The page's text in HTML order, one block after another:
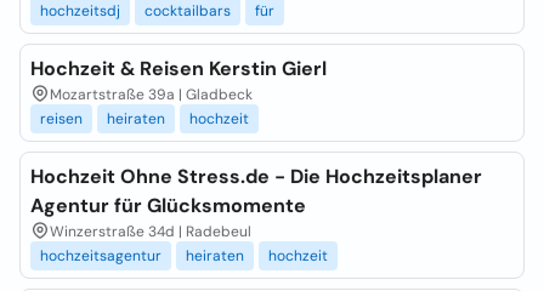
hochzeitsdj
cocktailbars für
Hochzeit & Reisen Kerstin Gierl
Mozartstraße 39a | Gladbeck
reisen
heiraten hochzeit
Hochzeit Ohne Stress.de - Die Hochzeitsplaner
Agentur für Glücksmomente
Winzerstraße 34d | Radebeul
hochzeitsagentur
heiraten hochzeit